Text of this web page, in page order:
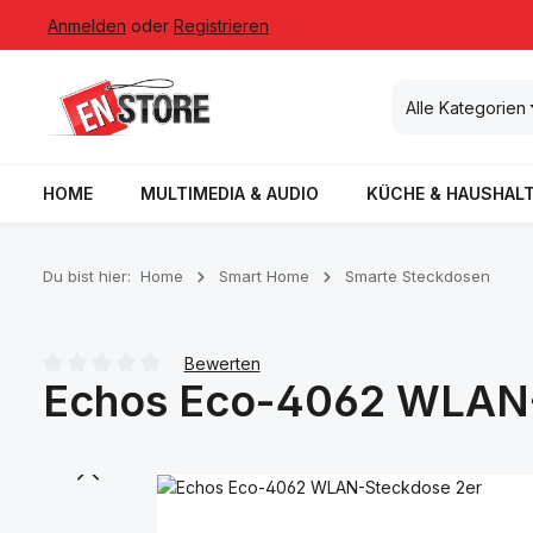
Hauptinhalt springen
Zur Suche springen
Zur Hauptnavigation springen
Anmelden oder Registrieren
Alle Kategorien
HOME MULTIMEDIA & AUDIO KÜCHE &
Du bist hier: Home Smart Home Smarte Steckdosen
Durchschnittliche Bewertung von 0 von 5 Sternen
Bewerten
Echos Eco-4062
Bildergalerie überspringen